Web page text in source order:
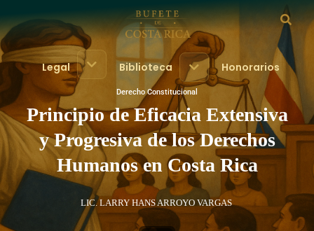
Legal Biblioteca Honorarios
Derecho Constitucional
Principio de Eficacia Extensiva
y Progresiva de los Derechos
Humanos en Costa Rica
LIC. LARRY HANS ARROYO VARGAS